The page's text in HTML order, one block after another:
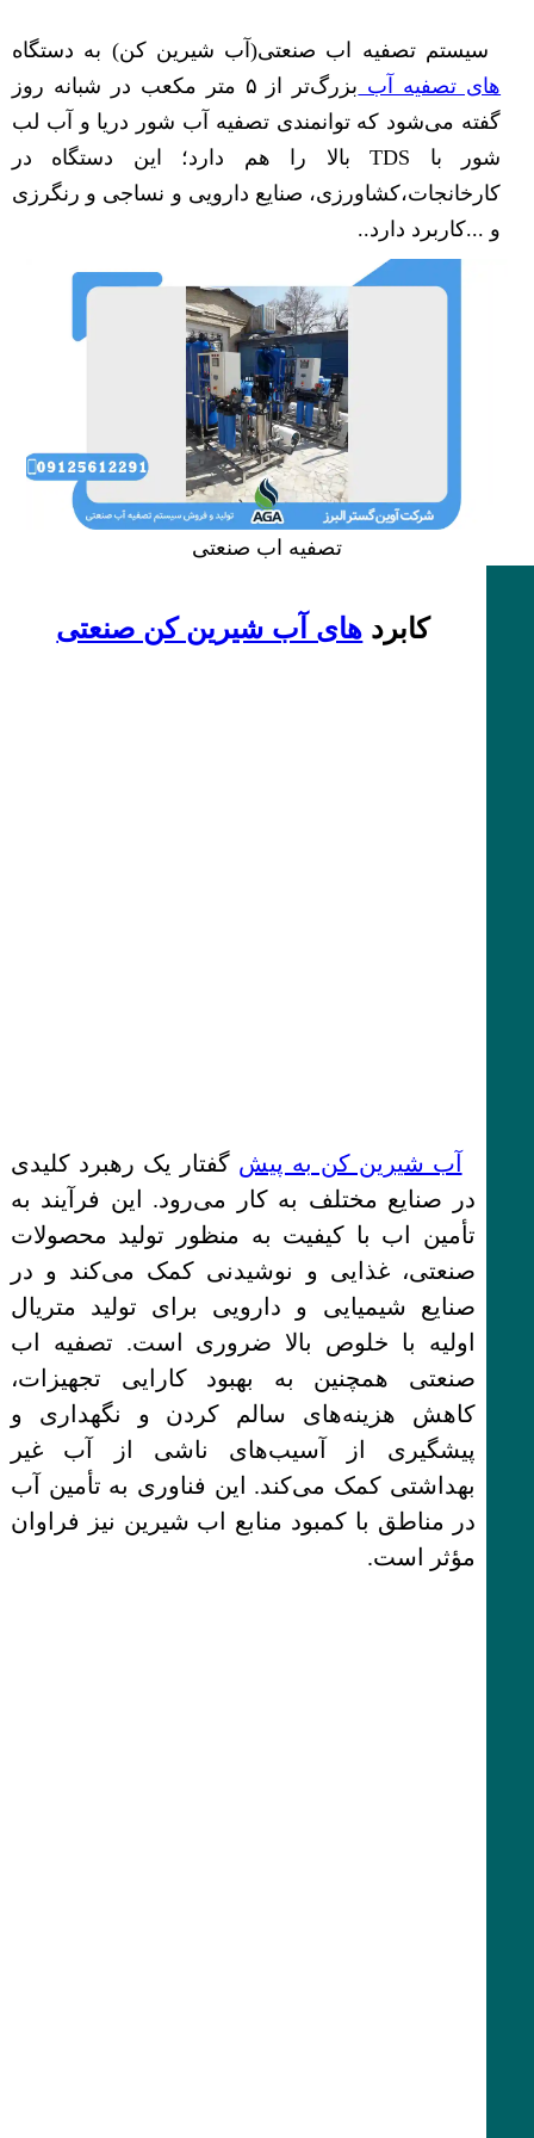
سیستم تصفیه اب صنعتی(آب شیرین کن) به دستگاه‌
های تصفیه آب
بزرگ‌تر از ۵ متر مکعب در شبانه روز
گفته می‌شود که توانمندی تصفیه آب شور دریا و آب لب
شور با TDS بالا را هم دارد؛ این دستگاه در
کارخانجات،کشاورزی، صنایع دارویی و نساجی و رنگرزی
و ...کاربرد دارد..
تصفیه اب صنعتی
کابرد های آب شیرین کن صنعتی
آب شیرین کن به پیش گفتار یک رهبرد کلیدی
در صنایع مختلف به کار می‌رود. این فرآیند به
تأمین اب با کیفیت به منظور تولید محصولات
صنعتی، غذایی و نوشیدنی کمک می‌کند و در
صنایع شیمیایی و دارویی برای تولید متریال
اولیه با خلوص بالا ضروری است. تصفیه اب
صنعتی همچنین به بهبود کارایی تجهیزات،
کاهش هزینه‌های سالم کردن و نگهداری و
پیشگیری از آسیب‌های ناشی از آب غیر
بهداشتی کمک می‌کند. این فناوری به تأمین آب
در مناطق با کمبود منابع اب شیرین نیز فراوان
مؤثر است.